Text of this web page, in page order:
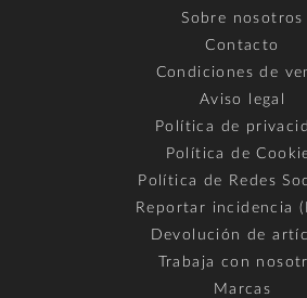
Sobre nosotros
Contacto
Condiciones de
Aviso legal
Política de
Política de
Política de Redes
Reportar incidencia
Devolución de
Trabaja con
Marcas